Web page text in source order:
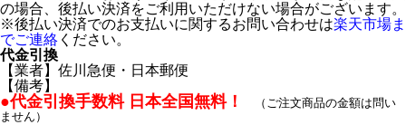
の場合、後払い決済をご利用いただけない場合がございます。
※後払い決済でのお支払いに関するお問い合わせは楽天市場ま
でご連絡 ください。
代金引換
【業者】佐川急便・日本郵便
【備考】
●代金引換手数料 日本全国無料！
（ご注文商品の金額は問い
ません）